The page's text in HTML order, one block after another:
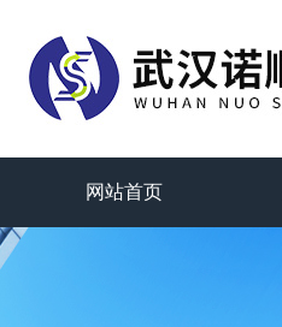
网站首页